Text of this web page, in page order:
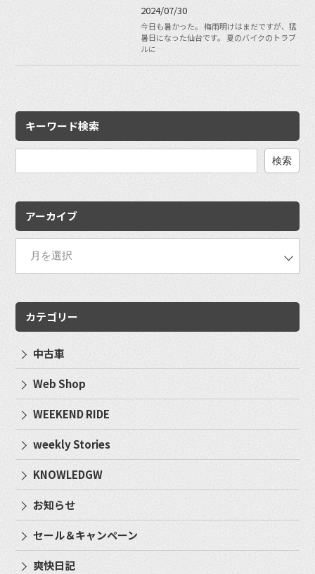
2024/07/30
今日も暑かった。 梅雨明けはまだですが、猛
暑日になった仙台です。 夏のバイクのトラブ
ルに…
キーワード検索
アーカイブ
カテゴリー
中古車
Web Shop
WEEKEND RIDE
weekly Stories
KNOWLEDGW
お知らせ
セール＆キャンペーン
爽快日記